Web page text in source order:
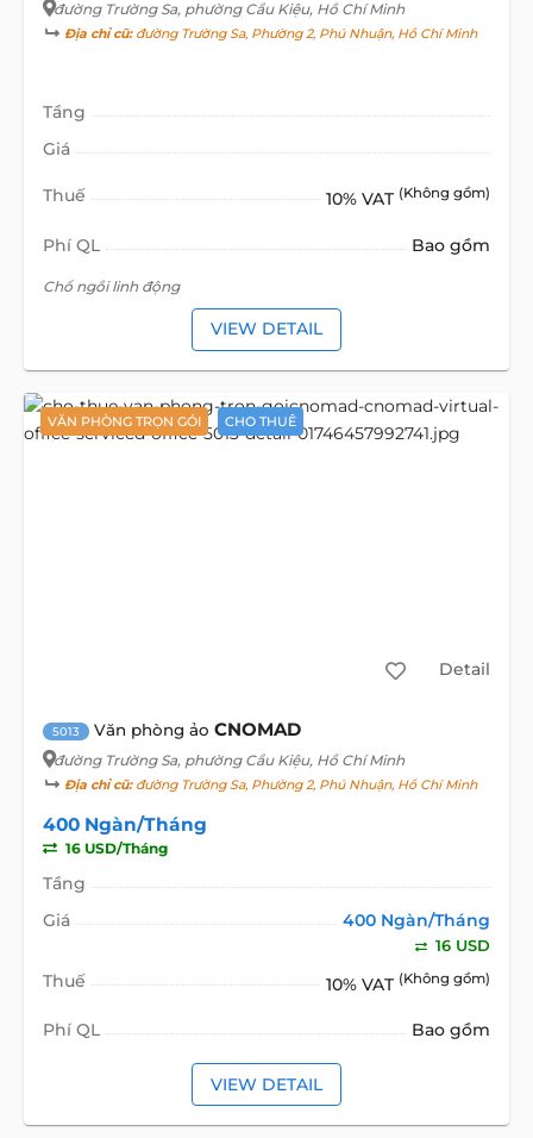
đường Trường Sa, phường Cầu Kiệu, Hồ Chí Minh
Địa chỉ cũ:đường Trường Sa, Phường 2, Phú Nhuận, Hồ Chí Minh
Tầng
Giá
Thuế 10% VAT (Không gồm)
Phí QL Bao gồm
Chổ ngồi linh động
VIEW DETAIL
VĂN PHÒNG TRỌN GÓI CHO THUÊ
Detail
5013 Văn phòng ảo CNOMAD
đường Trường Sa, phường Cầu Kiệu, Hồ Chí Minh
Địa chỉ cũ:đường Trường Sa, Phường 2, Phú Nhuận, Hồ Chí Minh
400 Ngàn/Tháng
16 USD/Tháng
Tầng
Giá
400 Ngàn/Tháng
16 USD
Thuế 10% VAT (Không gồm)
Phí QL Bao gồm
VIEW DETAIL